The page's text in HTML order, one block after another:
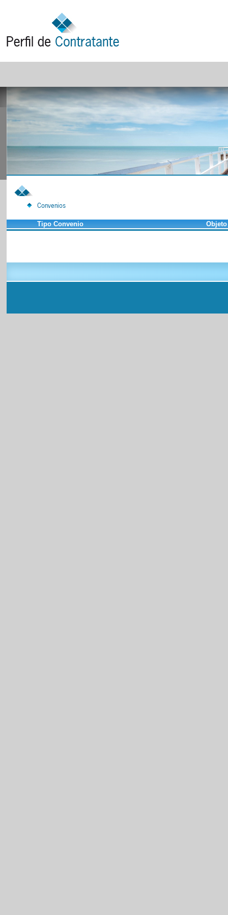
Convenios
Tipo Convenio Objeto